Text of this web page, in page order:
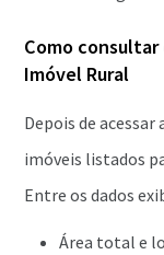
Como consultar
Imóvel Rural
Depois de
imóveis listados
Entre os dados
Área total e